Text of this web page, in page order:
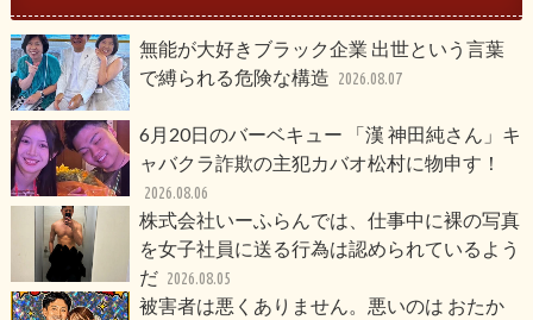
無能が大好きブラック企業 出世という言葉
で縛られる危険な構造 2026.08.07
6月20日のバーベキュー 「漢 神田純さん」キ
ャバクラ詐欺の主犯カバオ松村に物申す！
2026.08.06
株式会社いーふらんでは、仕事中に裸の写真
を女子社員に送る行為は認められているよう
だ 2026.08.05
被害者は悪くありません。悪いのは おたか